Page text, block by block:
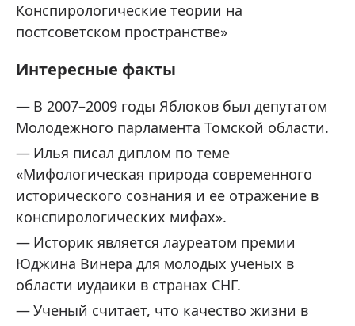
Конспирологические теории на
постсоветском пространстве»
Интересные факты
В 2007–2009 годы Яблоков был депутатом
Молодежного парламента Томской области.
Илья писал диплом по теме
«Мифологическая природа современного
исторического сознания и ее отражение в
конспирологических мифах».
Историк является лауреатом премии
Юджина Винера для молодых ученых в
области иудаики в странах СНГ.
Ученый считает, что качество жизни в